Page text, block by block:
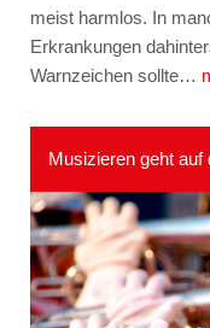
meist harmlos. In
Erkrankungen
Warnzeichen sollte…
Musizieren geht auf